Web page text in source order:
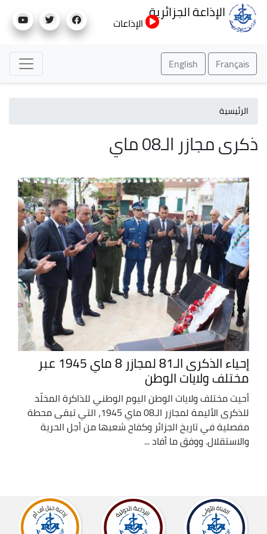
إلى
الإذاعة الجزائرية
الإذاعات
Français
English
الرئيسية
ذكرى مجازر الـ08 ماي
إحياء الذكرى الـ81 لمجازر 8 ماي 1945 عبر
مختلف ولايات الوطن
أحيت مختلف ولايات الوطن اليوم الوطني للذاكرة المخلّد
للذكرى الأليمة لمجازر الـ08 ماي 1945، التي تبقى محطة
مفصلية في تاريخ الجزائر وكفاح شعبها من أجل الحرية
والاستقلال. ووفق ما أفاد ...